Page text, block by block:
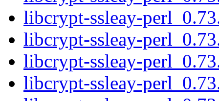
libcrypt-ssleay-
libcrypt-ssleay-
libcrypt-ssleay-
libcrypt-ssleay-